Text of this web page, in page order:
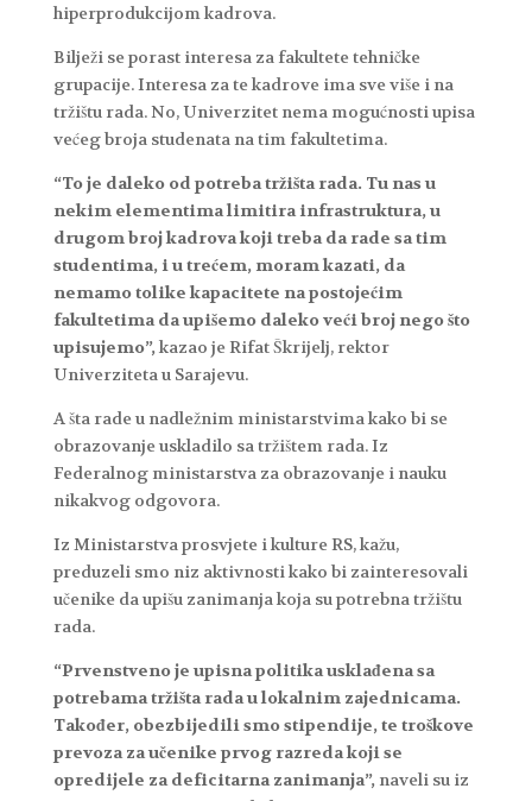
hiperprodukcijom kadrova.
Bilježi se porast interesa za fakultete tehničke
grupacije. Interesa za te kadrove ima sve više i na
tržištu rada. No, Univerzitet nema mogućnosti upisa
većeg broja studenata na tim fakultetima.
“To je daleko od potreba tržišta rada. Tu nas u
nekim elementima limitira infrastruktura, u
drugom broj kadrova koji treba da rade sa tim
studentima, i u trećem, moram kazati, da
nemamo tolike kapacitete na postojećim
fakultetima da upišemo daleko veći broj nego što
upisujemo”, kazao je Rifat Škrijelj, rektor
Univerziteta u Sarajevu.
A šta rade u nadležnim ministarstvima kako bi se
obrazovanje uskladilo sa tržištem rada. Iz
Federalnog ministarstva za obrazovanje i nauku
nikakvog odgovora.
Iz Ministarstva prosvjete i kulture RS, kažu,
preduzeli smo niz aktivnosti kako bi zainteresovali
učenike da upišu zanimanja koja su potrebna tržištu
rada.
“Prvenstveno je upisna politika usklađena sa
potrebama tržišta rada u lokalnim zajednicama.
Također, obezbijedili smo stipendije, te troškove
prevoza za učenike prvog razreda koji se
opredijele za deficitarna zanimanja”, naveli su iz